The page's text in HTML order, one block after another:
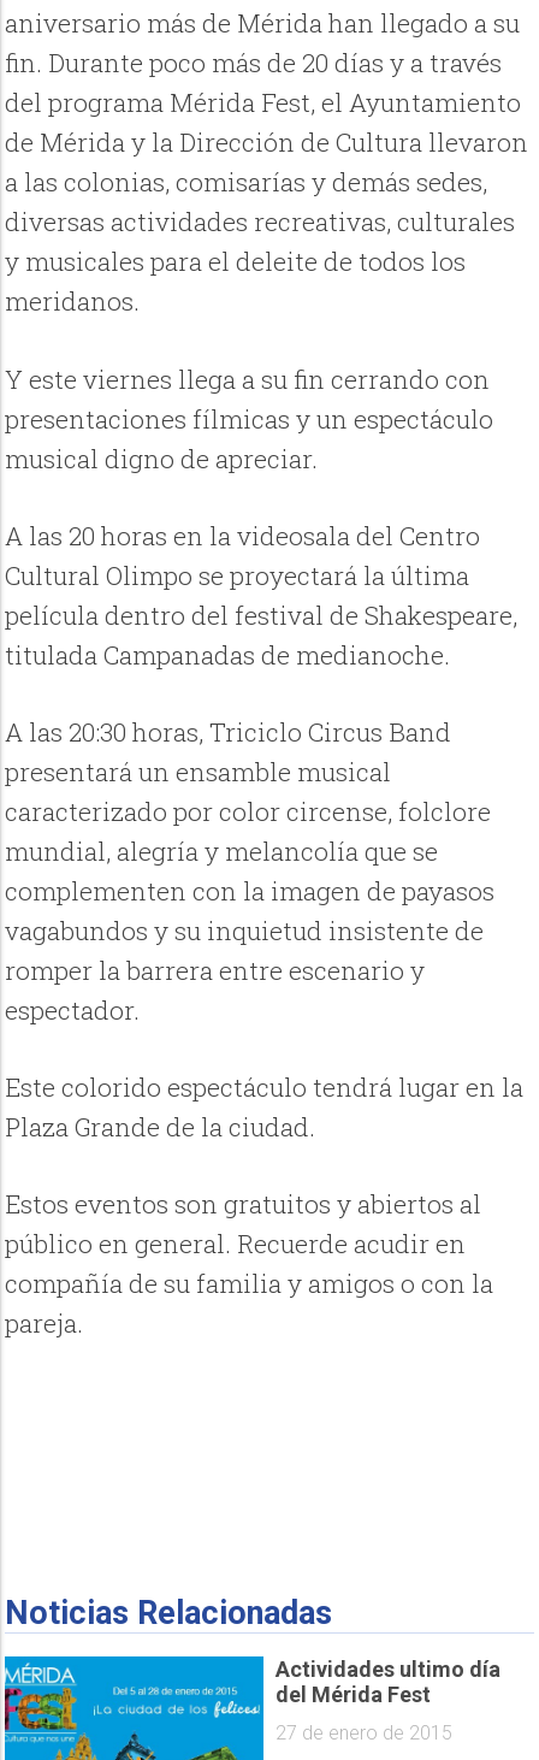
aniversario más de Mérida han llegado a su
fin. Durante poco más de 20 días y a través
del programa Mérida Fest, el Ayuntamiento
de Mérida y la Dirección de Cultura llevaron
a las colonias, comisarías y demás sedes,
diversas actividades recreativas, culturales
y musicales para el deleite de todos los
meridanos.
Y este viernes llega a su fin cerrando con
presentaciones fílmicas y un espectáculo
musical digno de apreciar.
A las 20 horas en la videosala del Centro
Cultural Olimpo se proyectará la última
película dentro del festival de Shakespeare,
titulada Campanadas de medianoche.
A las 20:30 horas, Triciclo Circus Band
presentará un ensamble musical
caracterizado por color circense, folclore
mundial, alegría y melancolía que se
complementen con la imagen de payasos
vagabundos y su inquietud insistente de
romper la barrera entre escenario y
espectador.
Este colorido espectáculo tendrá lugar en la
Plaza Grande de la ciudad.
Estos eventos son gratuitos y abiertos al
público en general. Recuerde acudir en
compañía de su familia y amigos o con la
pareja.
Noticias Relacionadas
Actividades ultimo día
del Mérida Fest
27 de enero de 2015